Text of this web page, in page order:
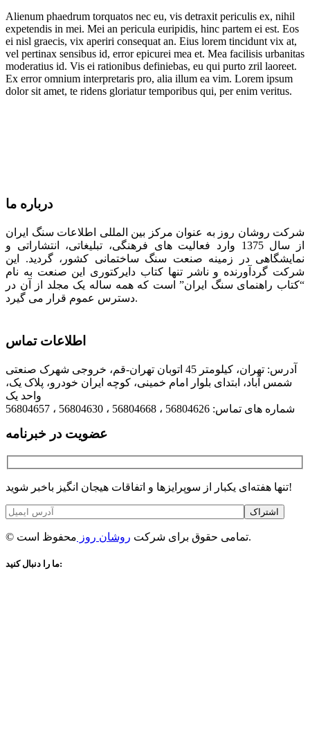
Alienum phaedrum torquatos nec eu, vis detraxit periculis ex, nihil
expetendis in mei. Mei an pericula euripidis, hinc partem ei est. Eos
ei nisl graecis, vix aperiri consequat an. Eius lorem tincidunt vix at,
vel pertinax sensibus id, error epicurei mea et. Mea facilisis urbanitas
moderatius id. Vis ei rationibus definiebas, eu qui purto zril laoreet.
Ex error omnium interpretaris pro, alia illum ea vim. Lorem ipsum
dolor sit amet, te ridens gloriatur temporibus qui, per enim veritus.
درباره ما
شرکت روشان روز به عنوان مرکز بین المللی اطلاعات سنگ ایران
از سال 1375 وارد فعالیت های فرهنگی، تبلیغاتی، انتشاراتی و
نمایشگاهی در زمینه صنعت سنگ ساختمانی کشور، گردید. این
شرکت گردآورنده و ناشر تنها کتاب دایرکتوری این صنعت به نام
“کتاب راهنمای سنگ ایران” است که همه ساله یک مجلد از آن در
دسترس عموم قرار می گیرد.
اطلاعات تماس
آدرس: تهران، کیلومتر 45 اتوبان تهران-قم، خروجی شهرک صنعتی
شمس آباد، ابتدای بلوار امام خمینی، کوچه ایران خودرو، پلاک یک،
واحد یک
شماره های تماس: 56804626 ، 56804668 ، 56804630 ، 56804657
عضویت در خبرنامه
تنها هفته‌ای یکبار از سوپرایزها و اتفاقات هیجان انگیز باخبر شوید!
اشتراک
© تمامی حقوق برای شرکت روشان روز محفوظ است.
ما را دنبال کنید: